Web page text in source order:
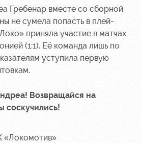
Гребенар вместе со сборной
не сумела попасть в плей-
приняла участие в матчах
(1:1). Её команда лишь по
уступила первую
Возвращайся на
соскучились!